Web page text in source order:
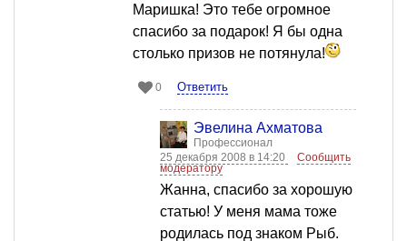
Маришка! Это тебе огромное
спасибо за подарок! Я бы одна
столько призов не потянула!
0 Ответить
Эвелина Ахматова
Профессионал
25 декабря 2008 в 14:20
Сообщить
модератору
Жанна, спасибо за хорошую
статью! У меня мама тоже
родилась под знаком Рыб.